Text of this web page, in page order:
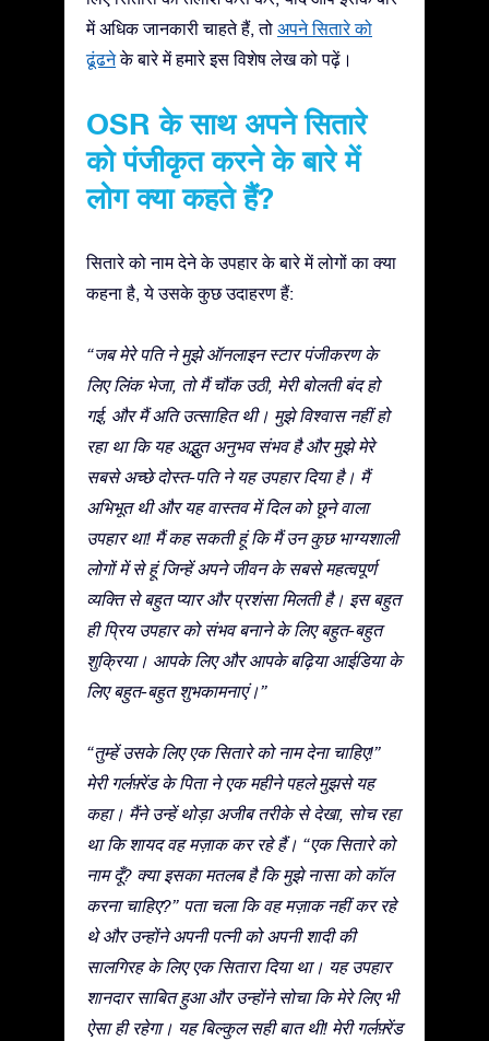
में अधिक जानकारी चाहते हैं, तो अपने सितारे को
ढूंढनेके बारे में हमारे इस विशेष लेख को पढ़ें।
OSR के साथ अपने सितारे
को पंजीकृत करने के बारे में
लोग क्या कहते हैं?
सितारे को नाम देने के उपहार के बारे में लोगों का क्या
कहना है, ये उसके कुछ उदाहरण हैं:
“जब मेरे पति ने मुझे ऑनलाइन स्टार पंजीकरण के
लिए लिंक भेजा, तो मैं चौंक उठी, मेरी बोलती बंद हो
गई, और मैं अति उत्साहित थी। मुझे विश्वास नहीं हो
रहा था कि यह अद्भुत अनुभव संभव है और मुझे मेरे
सबसे अच्छे दोस्त-पति ने यह उपहार दिया है। मैं
अभिभूत थी और यह वास्तव में दिल को छूने वाला
उपहार था! मैं कह सकती हूं कि मैं उन कुछ भाग्यशाली
लोगों में से हूं जिन्हें अपने जीवन के सबसे महत्वपूर्ण
व्यक्ति से बहुत प्यार और प्रशंसा मिलती है। इस बहुत
ही प्रिय उपहार को संभव बनाने के लिए बहुत-बहुत
शुक्रिया। आपके लिए और आपके बढ़िया आईडिया के
लिए बहुत-बहुत शुभकामनाएं।”
“तुम्हें उसके लिए एक सितारे को नाम देना चाहिए!”
मेरी गर्लफ़्रेंड के पिता ने एक महीने पहले मुझसे यह
कहा। मैंने उन्हें थोड़ा अजीब तरीके से देखा, सोच रहा
था कि शायद वह मज़ाक कर रहे हैं। “एक सितारे को
नाम दूँ? क्या इसका मतलब है कि मुझे नासा को कॉल
करना चाहिए?” पता चला कि वह मज़ाक नहीं कर रहे
थे और उन्होंने अपनी पत्नी को अपनी शादी की
सालगिरह के लिए एक सितारा दिया था। यह उपहार
शानदार साबित हुआ और उन्होंने सोचा कि मेरे लिए भी
ऐसा ही रहेगा। यह बिल्कुल सही बात थी! मेरी गर्लफ़्रेंड